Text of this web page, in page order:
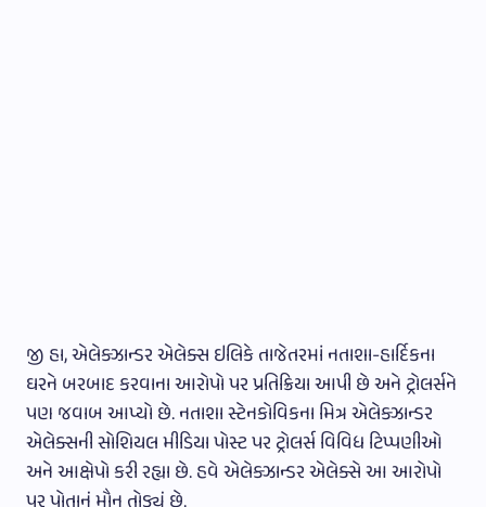
જી હા, એલેક્ઝાન્ડર એલેક્સ ઇલિકે તાજેતરમાં નતાશા-હાર્દિકના
ઘરને બરબાદ કરવાના આરોપો પર પ્રતિક્રિયા આપી છે અને ટ્રોલર્સને
પણ જવાબ આપ્યો છે. નતાશા સ્ટેનકોવિકના મિત્ર એલેક્ઝાન્ડર
એલેક્સની સોશિયલ મીડિયા પોસ્ટ પર ટ્રોલર્સ વિવિધ ટિપ્પણીઓ
અને આક્ષેપો કરી રહ્યા છે. હવે એલેક્ઝાન્ડર એલેક્સે આ આરોપો